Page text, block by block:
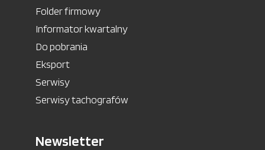
Folder firmowy
Informator kwartalny
Do pobrania
Eksport
Serwisy
Serwisy tachografów
Newsletter